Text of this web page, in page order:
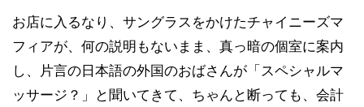
お店に入るなり、サングラスをかけたチャイニーズマ
フィアが、何の説明もないまま、真っ暗の個室に案内
し、片言の日本語の外国のおばさんが「スペシャルマ
ッサージ？」と聞いてきて、ちゃんと断っても、会計